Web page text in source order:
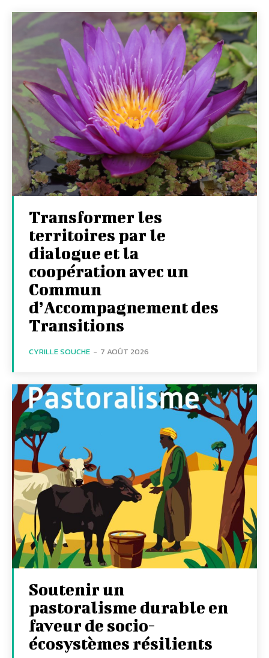
Transformer les
territoires par le
dialogue et la
coopération avec un
Commun
d’Accompagnement des
Transitions
CYRILLE SOUCHE - 7 AOÛT 2026
Soutenir un
pastoralisme durable en
faveur de socio-
écosystèmes résilients